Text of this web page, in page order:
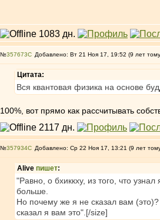
№357673 Добавлено: Вт 21 Ноя 17, 19:52 (9 лет
Цитата:
Вся квантовая физика на основе
100%, вот прямо как рассчитывать
№357934 Добавлено: Ср 22 Ноя 17, 13:21 (9 лет
Alive пишет:
"Равно, о бхиккху, из того, что
больше.
Но почему же я не сказал вам
сказал я вам это".[/size]